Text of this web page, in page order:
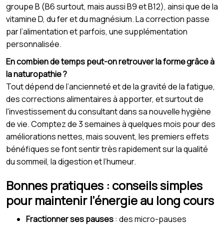
groupe B (B6 surtout, mais aussi B9 et B12), ainsi que de la
vitamine D, du fer et du magnésium. La correction passe
par l’alimentation et parfois, une supplémentation
personnalisée.
En combien de temps peut-on retrouver la forme grâce à
la naturopathie ?
Tout dépend de l’ancienneté et de la gravité de la fatigue,
des corrections alimentaires à apporter, et surtout de
l'investissement du consultant dans sa nouvelle hygiène
de vie. Comptez de 3 semaines à quelques mois pour des
améliorations nettes, mais souvent, les premiers effets
bénéfiques se font sentir très rapidement sur la qualité
du sommeil, la digestion et l’humeur.
Bonnes pratiques : conseils simples
pour maintenir l’énergie au long cours
Fractionner ses pauses: des micro-pauses